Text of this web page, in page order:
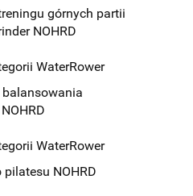
górnych partii
NOHRD
pilatesu NOHRD